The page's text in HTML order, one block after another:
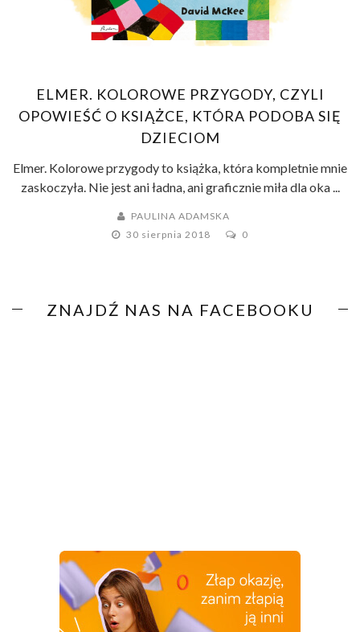
ELMER. KOLOROWE PRZYGODY, CZYLI
OPOWIEŚĆ O KSIĄŻCE, KTÓRA PODOBA SIĘ
DZIECIOM
Elmer. Kolorowe przygody to książka, która kompletnie mnie
zaskoczyła. Nie jest ani ładna, ani graficznie miła dla oka ...
PAULINA ADAMSKA
30 sierpnia 2018
0
ZNAJDŹ NAS NA FACEBOOKU